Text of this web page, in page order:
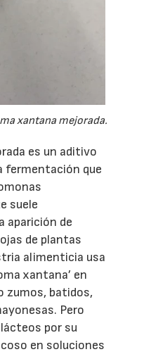
xantana mejorada.
es un aditivo
fermentación que
suele
aparición de
de plantas
alimenticia usa
xantana’ en
zumos, batidos,
Pero
por su
en soluciones